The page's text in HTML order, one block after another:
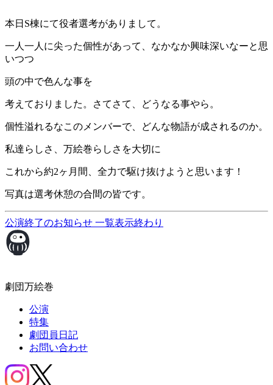
本日S棟にて役者選考がありまして。
一人一人に尖った個性があって、なかなか興味深いなーと思
いつつ
頭の中で色んな事を
考えておりました。さてさて、どうなる事やら。
個性溢れるなこのメンバーで、どんな物語が成されるのか。
私達らしさ、万絵巻らしさを大切に
これから約2ヶ月間、全力で駆け抜けようと思います！
写真は選考休憩の合間の皆です。
公演終了のお知らせ 一覧表示終わり
劇団万絵巻
公演
特集
劇団員日記
お問い合わせ